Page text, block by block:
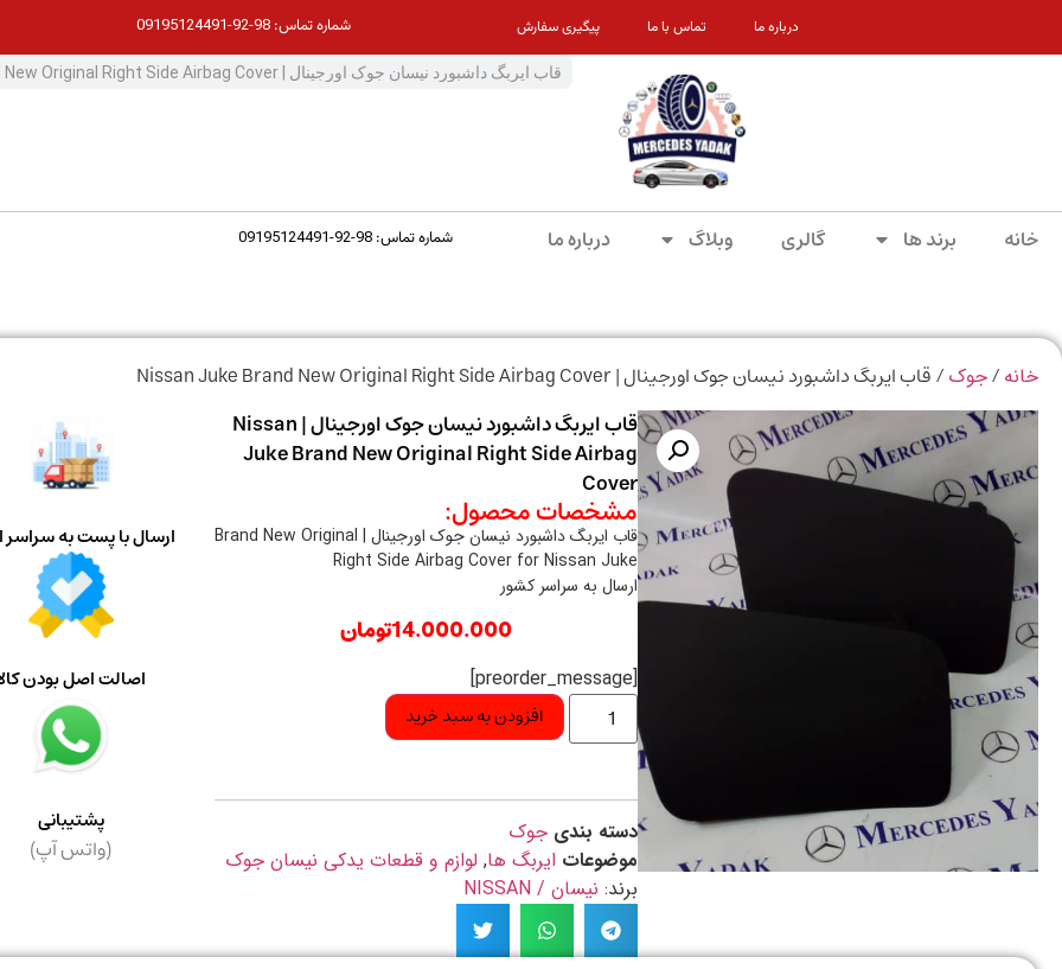
درباره ما تماس با ما پیگیری سفارش شماره تماس: 98-92-09195124491
خانه برند ها گالری وبلاگ درباره ما شماره تماس: 98-92-09195124491
خانه /جوک / قاب ایربگ داشبورد نیسان جوک اورجینال | Nissan Juke Brand New Original Right Side Airbag Cover
قاب ایربگ داشبورد نیسان جوک اورجینال | Nissan
Juke Brand New Original Right Side Airbag
Cover
مشخصات محصول:
قاب ایربگ داشبورد نیسان جوک اورجینال | Brand New Original
Right Side Airbag Cover for Nissan Juke
ارسال به سراسر کشور
14.000.000تومان
[preorder_message]
افزودن به سبد خرید
دسته بندی جوک
موضوعات ایربگ ها, لوازم و قطعات یدکی نیسان جوک
برند: نیسان / NISSAN
ارسال با پست به سراسر
اصالت اصل بودن
پشتیبانی
(واتس آپ)